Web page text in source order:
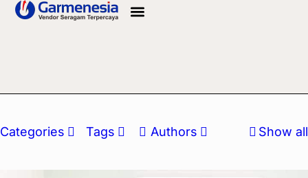
Categories Tags Authors Show all